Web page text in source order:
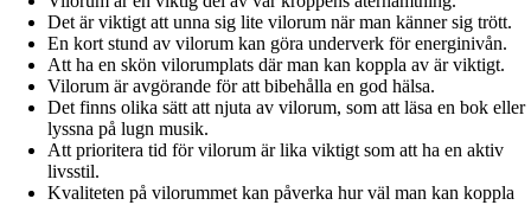
Det är viktigt att unna sig lite vilorum när man känner sig trött.
En kort stund av vilorum kan göra underverk för energinivån.
Att ha en skön vilorumplats där man kan koppla av är viktigt.
Vilorum är avgörande för att bibehålla en god hälsa.
Det finns olika sätt att njuta av vilorum, som att läsa en bok eller
lyssna på lugn musik.
Att prioritera tid för vilorum är lika viktigt som att ha en aktiv
livsstil.
Kvaliteten på vilorummet kan påverka hur väl man kan koppla